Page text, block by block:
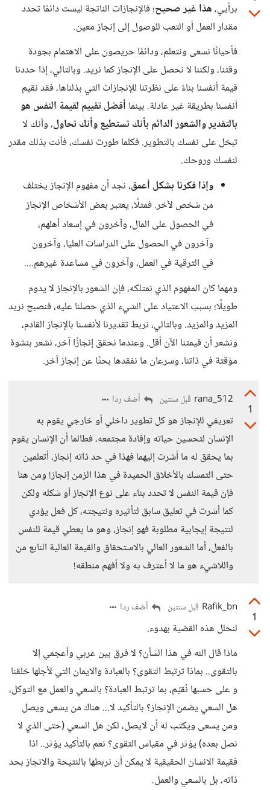
برأيي،هذا غير صحيح؛ فالإنجازات الناتجة ليست دائمًا تحدد
مقدار العمل أو التعب للوصول إلى إنجاز معين.
فأحيانًا نسعى ونتعلم، ودائمًا حريصون على الاهتمام بجودة
وقتنا، ولكننا لا نحصل على الإنجاز كما نريد. وبالتالي، إذا حددنا
قيمة أنفسنا بناءً على نظرتنا للإنجازات التي بذلناها، فقد نقيم
أنفسنا بطريقة غير عادلة. بينما أفضل تقييم لقيمة النفس هو
بالتقدير والشعور الدائم بأنك تستطيع وأنك تحاول، وأنك لا
تبخل على نفسك بالتطوير. فكلما طورت نفسك، فأنت بذلك مقدر
لنفسك وروحك.
وإذا فكرنا بشكل أعمق، نجد أن مفهوم الإنجاز يختلف
من شخص لآخر. فمثلًا، يعتبر بعض الأشخاص الإنجاز
في الحصول على المال، وآخرون في إسعاد أهلهم،
وآخرون في الحصول على الدراسات العليا، وآخرون
في الترقية في العمل، وآخرون في مساعدة غيرهم....
ومهما كان المفهوم الذي نمتلكه، فإن الشعور بالإنجاز لا يدوم
طويلًا؛ بسبب الاعتياد على الشيء الذي حصلنا عليه، فنصبح نريد
المزيد والمزيد. وبالتالي، نربط تقديرنا لأنفسنا بالإنجاز القادم،
ونشعر أن قيمتنا الآن أقل. وعندما نحقق إنجازًا آخر، نشعر بنشوة
مؤقتة في ذاتنا، وسرعان ما نفقدها بحثًا عن إنجاز آخر.
1
rana_512 قبل سنتين أضف ردا
تعريفي للإنجاز هو كل تطوير داخلي أو خارجي يقوم به
الإنسان لتحسين حياته وإفادة مجتمعه، فطالما أن الإنسان يقوم
بما يحقق له ما أشرت إليهما فهذا في حد ذاته إنجاز، أتعلمين
حتى التمسك بالأخلاق الحميدة في هذا الزمن إنجاز! ومن هنا
فإن قيمة النفس لا تحدد بناء على نوع الإنجاز أو شكله ولكن
كما أشرت في تعليق سابق لتأثيره ونتيجته، كل فعل يؤدي
لنتيجة إيجابية مطلوبة فهو إنجاز، وهو ما يعطي قيمة للنفس
بالفعل، أما الشعور العالي بالاستحقاق والقيمة العالية النابع من
واللاشيء هو ما لا أعترف به ولا أفهم منطقه!
1
Rafik_bn قبل سنتين أضف ردا
لنحلل هذه القضية بهدوء.
ماذا قال الله في هذا الشأن؟ لا فرق بين عربي وأعجمي إلا
بالتقوى.. بماذا ترتبط التقوى؟ بالعبادة والايمان التي لأجلها خلقنا
و على حسبها نُقيّم، بما ترتبط العبادة؟ بالسعي والعمل مع التوكل،
هل السعي يضمن الإنجاز؟ بالتأكيد لا... هناك من يسعى ويصل
ومن يسعى ويكتب له أن لايصل، لكن هل السعي (حتى الذي لا
نصل بعده) يؤثر في مقياس التقوى؟ نعم بالتأكيد يؤثر.. اذا
فقيمة الانسان الحقيقية لا يمكن أن نربطها بالنتيحة والانجاز بحد
ذاته، بل بالسعي والعمل.